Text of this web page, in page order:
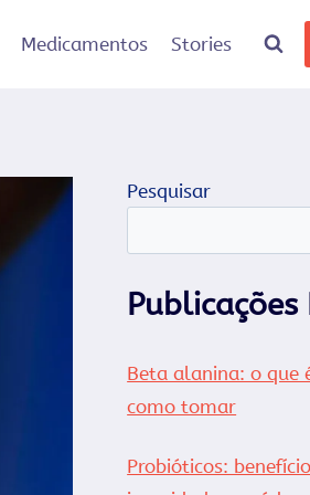
Medicamentos Stories
Pesquisar
Publicações
Beta alanina: o que
como tomar
Probióticos: